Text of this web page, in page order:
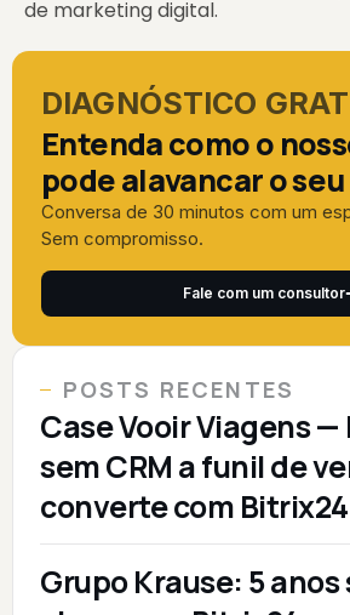
de marketing digital.
DIAGNÓSTICO
Entenda como o
pode alavancar o
Conversa de 30 minutos com um
Sem compromisso.
Fale com um consultor
POSTS RECENTES
Case Vooir Viagens —
sem CRM a funil de
converte com Bitrix24
Grupo Krause: 5 anos